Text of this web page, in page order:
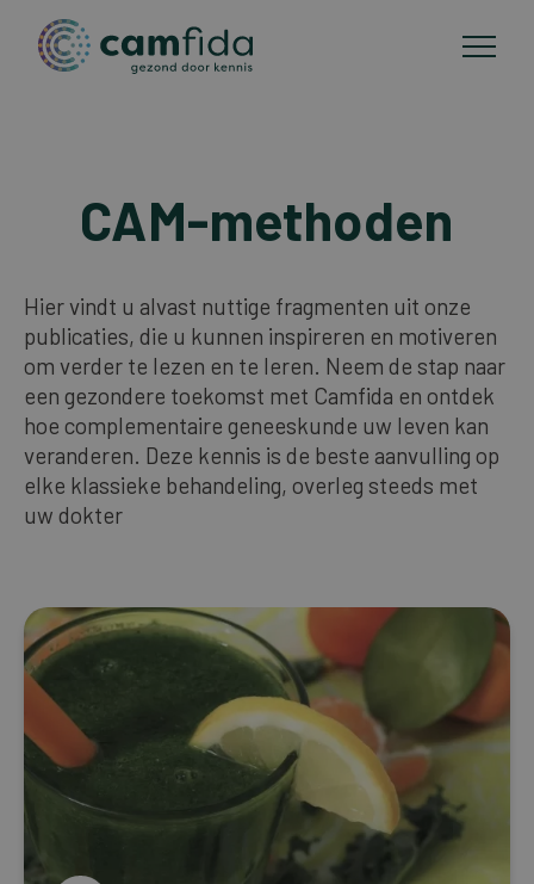
Overslaan
inhoud
gaan
CAM-methoden
Hier vindt u alvast nuttige fragmenten uit onze
publicaties, die u kunnen inspireren en motiveren
om verder te lezen en te leren. Neem de stap naar
een gezondere toekomst met Camfida en ontdek
hoe complementaire geneeskunde uw leven kan
veranderen. Deze kennis is de beste aanvulling op
elke klassieke behandeling, overleg steeds met
uw dokter
CAM-methoden
Publicaties
Over Camfida
Contact
DUTCH